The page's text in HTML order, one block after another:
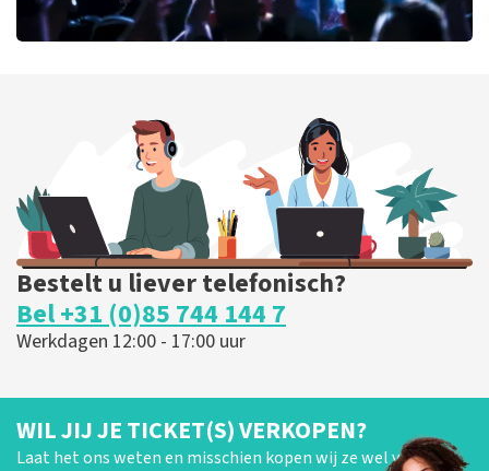
BESTEL NU
Bestelt u liever telefonisch?
Bel +31 (0)85 744 144 7
Werkdagen 12:00 - 17:00 uur
WIL JIJ JE TICKET(S) VERKOPEN?
Laat het ons weten en misschien kopen wij ze wel van je!